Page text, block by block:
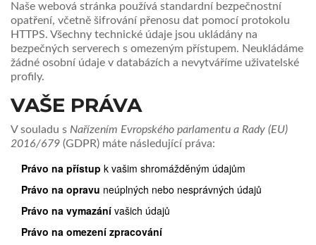
Naše webová stránka používá standardní bezpečnostní
opatření, včetně šifrování přenosu dat pomocí protokolu
HTTPS. Všechny technické údaje jsou ukládány na
bezpečných serverech s omezeným přístupem. Neukládáme
žádné osobní údaje v databázích a nevytváříme uživatelské
profily.
VAŠE PRÁVA
V souladu s Nařízením Evropského parlamentu a Rady (EU)
2016/679 (GDPR) máte následující práva:
Právo na přístup k vašim shromážděným údajům
Právo na opravu neúplných nebo nesprávných údajů
Právo na vymazání vašich údajů
Právo na omezení zpracování